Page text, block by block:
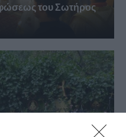
του Σωτήρος